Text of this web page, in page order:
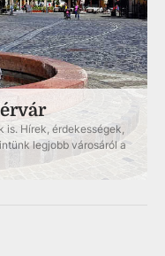
Hírek, érdekességek,
legjobb városáról a